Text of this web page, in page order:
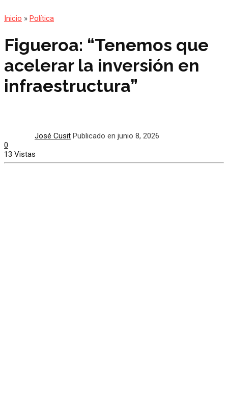
Inicio » Política
Figueroa: “Tenemos que
acelerar la inversión en
infraestructura”
José Cusit Publicado en junio 8, 2026
0
13 Vistas